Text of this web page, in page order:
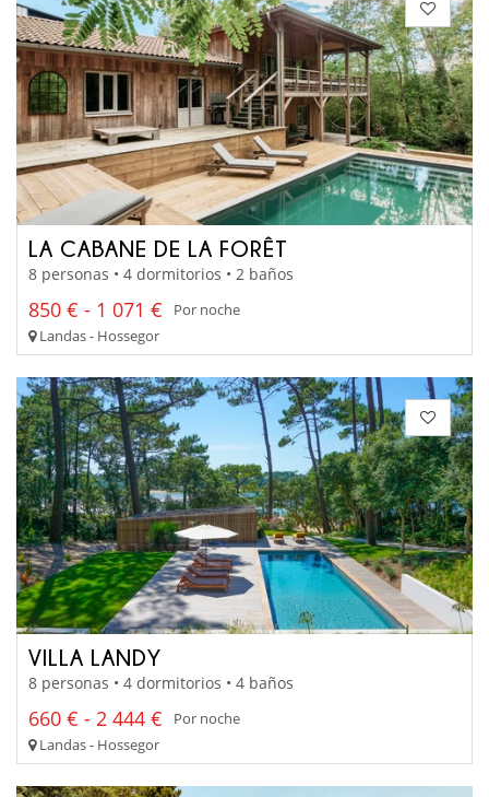
LA CABANE DE LA FORÊT
8 personas • 4 dormitorios • 2 baños
850 € - 1 071 €
Por noche
Landas - Hossegor
VILLA LANDY
8 personas • 4 dormitorios • 4 baños
660 € - 2 444 €
Por noche
Landas - Hossegor